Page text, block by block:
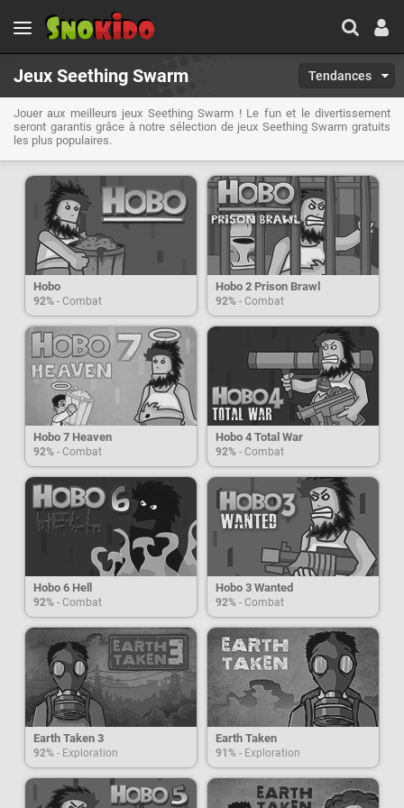
Jeux Seething Swarm Tendances
Jouer aux meilleurs jeux Seething Swarm ! Le fun et le divertissement
seront garantis grâce à notre sélection de jeux Seething Swarm gratuits
les plus populaires.
Hobo
92% - Combat
Hobo 2 Prison Brawl
92% - Combat
Hobo 7 Heaven
92% - Combat
Hobo 4 Total War
92% - Combat
Hobo 6 Hell
92% - Combat
Hobo 3 Wanted
92% - Combat
Earth Taken 3
92% - Exploration
Earth Taken
91% - Exploration